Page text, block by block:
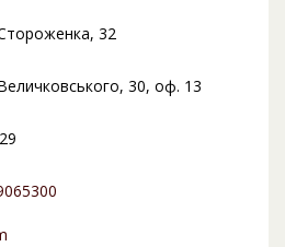
32
30, оф. 13